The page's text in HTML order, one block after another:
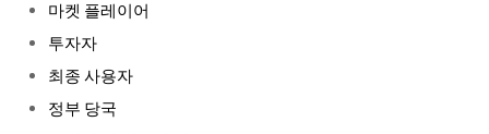
마켓 플레이어
투자자
최종 사용자
정부 당국